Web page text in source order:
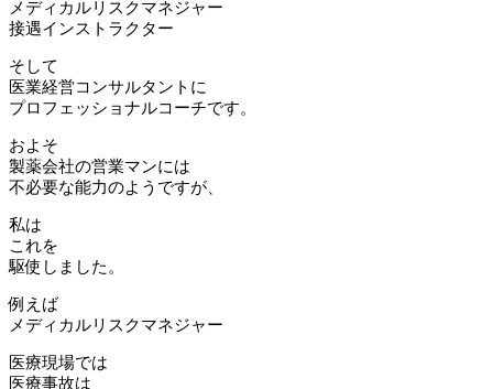
メディカルリスクマネジャー
接遇インストラクター
そして
医業経営コンサルタントに
プロフェッショナルコーチです。
およそ
製薬会社の営業マンには
不必要な能力のようですが、
私は
これを
駆使しました。
例えば
メディカルリスクマネジャー
医療現場では
医療事故は